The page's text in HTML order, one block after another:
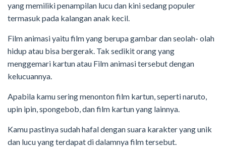
yang memiliki penampilan lucu dan kini sedang populer
termasuk pada kalangan anak kecil.
Film animasi yaitu film yang berupa gambar dan seolah- olah
hidup atau bisa bergerak. Tak sedikit orang yang
menggemari kartun atau Film animasi tersebut dengan
kelucuannya.
Apabila kamu sering menonton film kartun, seperti naruto,
upin ipin, spongebob, dan film kartun yang lainnya.
Kamu pastinya sudah hafal dengan suara karakter yang unik
dan lucu yang terdapat di dalamnya film tersebut.